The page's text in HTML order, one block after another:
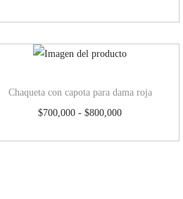
Chaqueta con capota para dama roja
$700,000 - $800,000